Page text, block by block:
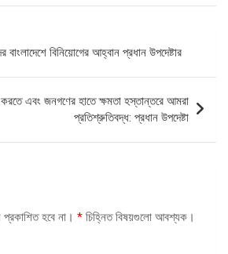
বাংলাদেশে বিনিয়োগের আহ্বান প্রধান উপদেষ্টার
এবং জনগণের হাতে ক্ষমতা হস্তান্তরে আমরা
প্রতিশ্রুতিবদ্ধ: প্রধান উপদেষ্টা
হবে না। * চিহ্নিত বিষয়গুলো আবশ্যক।